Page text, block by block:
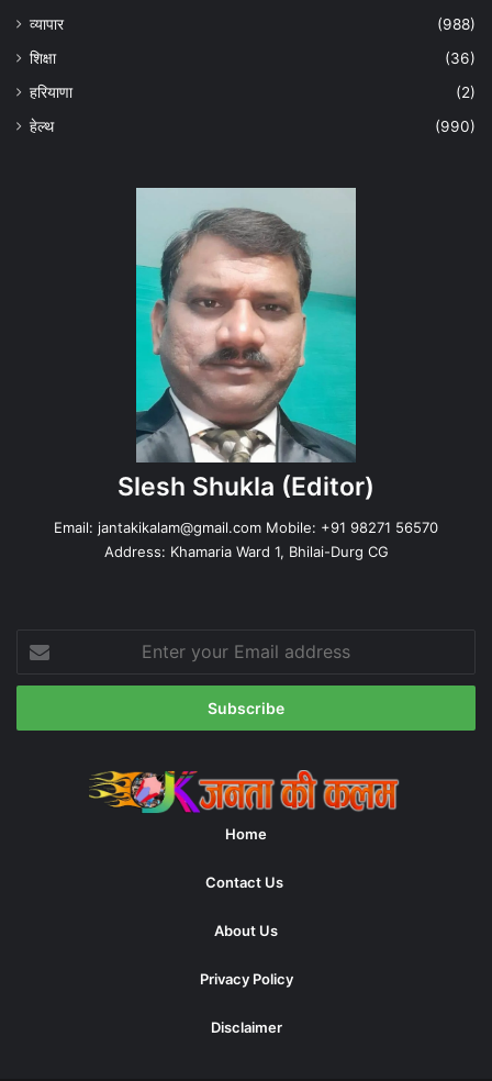
व्यापार
(988)
शिक्षा
(36)
हरियाणा
(2)
हेल्‍थ
(990)
Slesh Shukla (Editor)
Email: jantakikalam@gmail.com Mobile: +91 98271 56570
Address: Khamaria Ward 1, Bhilai-Durg CG
your
Email
Home
Contact Us
About Us
Privacy Policy
Disclaimer